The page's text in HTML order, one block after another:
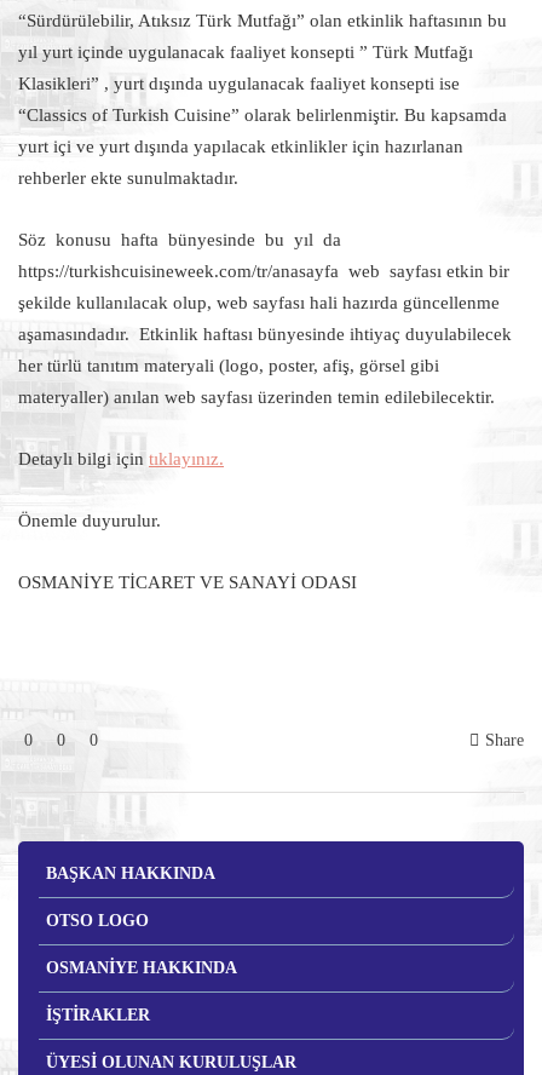
“Sürdürülebilir, Atıksız Türk Mutfağı” olan etkinlik haftasının bu
yıl yurt içinde uygulanacak faaliyet konsepti ” Türk Mutfağı
Klasikleri” , yurt dışında uygulanacak faaliyet konsepti ise
“Classics of Turkish Cuisine” olarak belirlenmiştir. Bu kapsamda
yurt içi ve yurt dışında yapılacak etkinlikler için hazırlanan
rehberler ekte sunulmaktadır.
Söz konusu hafta bünyesinde bu yıl da
https://turkishcuisineweek.com/tr/anasayfa web sayfası etkin bir
şekilde kullanılacak olup, web sayfası hali hazırda güncellenme
aşamasındadır. Etkinlik haftası bünyesinde ihtiyaç duyulabilecek
her türlü tanıtım materyali (logo, poster, afiş, görsel gibi
materyaller) anılan web sayfası üzerinden temin edilebilecektir.
Detaylı bilgi için tıklayınız.
Önemle duyurulur.
OSMANİYE TİCARET VE SANAYİ ODASI
0 0 0 Share
BAŞKAN HAKKINDA
OTSO LOGO
OSMANİYE HAKKINDA
İŞTİRAKLER
ÜYESİ OLUNAN KURULUŞLAR